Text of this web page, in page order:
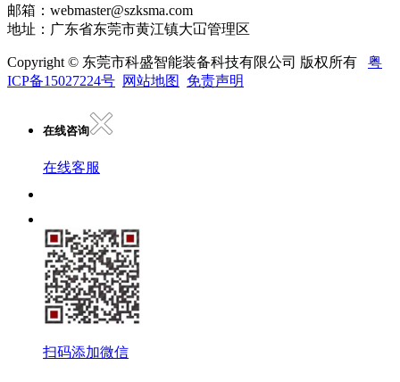
邮箱：webmaster@szksma.com
地址：广东省东莞市黄江镇大冚管理区
Copyright © 东莞市科盛智能装备科技有限公司 版权所有 粤
ICP备15027224号 网站地图 免责声明
在线咨询
在线客服
扫码添加微信